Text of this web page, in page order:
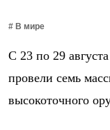
# В мире
С 23 по 29
провели семь
высокоточного